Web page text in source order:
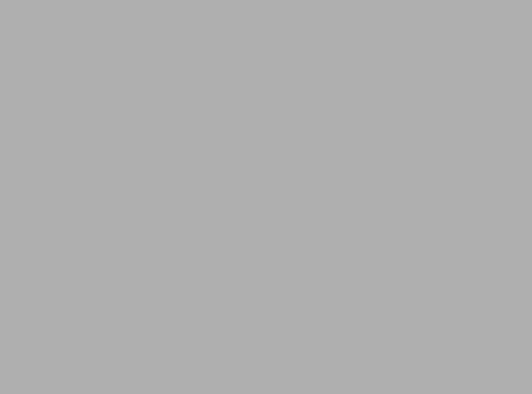
ПЕРВОГО РЕБЕНКА